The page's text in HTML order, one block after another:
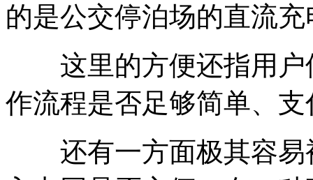
的是公交停泊场的直流
这里的方便还指用户
作流程是否足够简单、
还有一方面极其容易